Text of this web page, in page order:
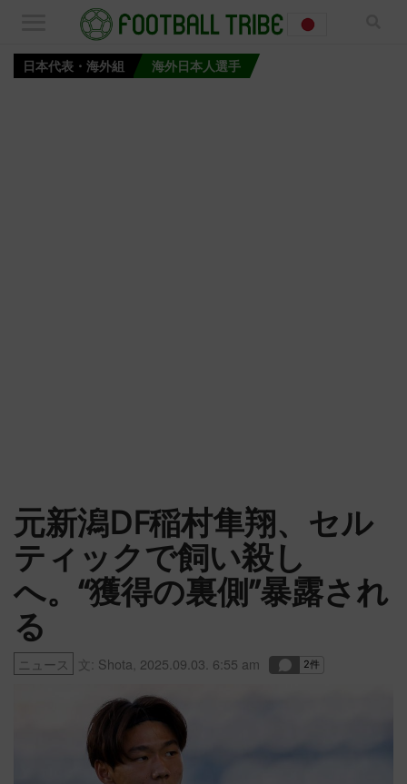
日本代表・海外組 海外日本人選手
元新潟DF稲村隼翔、セル
ティックで飼い殺し
へ。“獲得の裏側”暴露され
る
ニュース 文: Shota 2025.09.03. 6:55 am